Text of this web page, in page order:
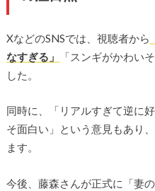
XなどのSNSでは、視聴者から
なすぎる」
「スンギがかわい
した。
同時に、「リアルすぎて逆に
そ面白い」という意見もあり
ます。
今後、藤森さんが正式に「妻